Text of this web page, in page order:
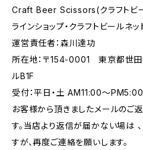
Craft Beer Scissors(クラフトビー
ラインショップ・クラフトビールネ
運営責任者：森川達功
所在地：〒154-0001 東京都世
ルB1F
受付：平日・土 AM11:00～
お客様から頂きましたメールのご
す。当店より返信が届かない場は
すが、再度ご連絡を願いします。